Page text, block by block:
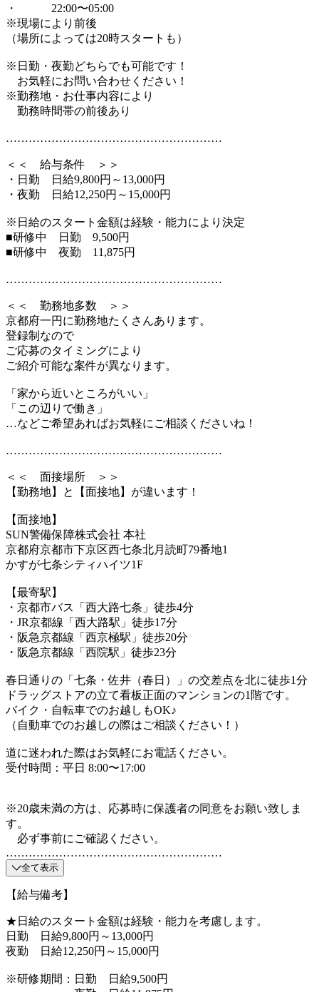
・ 22:00〜05:00
※現場により前後
（場所によっては20時スタートも）
※日勤・夜勤どちらでも可能です！
お気軽にお問い合わせください！
※勤務地・お仕事内容により
勤務時間帯の前後あり
…………………………………………………
＜＜ 給与条件 ＞＞
・日勤 日給9,800円～13,000円
・夜勤 日給12,250円～15,000円
※日給のスタート金額は経験・能力により決定
■研修中 日勤 9,500円
■研修中 夜勤 11,875円
…………………………………………………
＜＜ 勤務地多数 ＞＞
京都府一円に勤務地たくさんあります。
登録制なので
ご応募のタイミングにより
ご紹介可能な案件が異なります。
「家から近いところがいい」
「この辺りで働き」
…などご希望あればお気軽にご相談くださいね！
…………………………………………………
＜＜ 面接場所 ＞＞
【勤務地】と【面接地】が違います！
【面接地】
SUN警備保障株式会社 本社
京都府京都市下京区西七条北月読町79番地1
かすが七条シティハイツ1F
【最寄駅】
・京都市バス「西大路七条」徒歩4分
・JR京都線「西大路駅」徒歩17分
・阪急京都線「西京極駅」徒歩20分
・阪急京都線「西院駅」徒歩23分
春日通りの「七条・佐井（春日）」の交差点を北に徒歩1分
ドラッグストアの立て看板正面のマンションの1階です。
バイク・自転車でのお越しもOK♪
（自動車でのお越しの際はご相談ください！）
道に迷われた際はお気軽にお電話ください。
受付時間：平日 8:00〜17:00
※20歳未満の方は、応募時に保護者の同意をお願い致しま
す。
必ず事前にご確認ください。
…………………………………………………
全て表示
【給与備考】
★日給のスタート金額は経験・能力を考慮します。
日勤 日給9,800円～13,000円
夜勤 日給12,250円～15,000円
※研修期間：日勤 日給9,500円